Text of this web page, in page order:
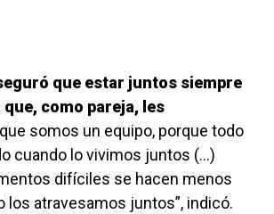
que estar juntos siempre
como pareja, les
somos un equipo, porque todo
cuando lo vivimos juntos (…)
difíciles se hacen menos
los atravesamos juntos”, indicó.